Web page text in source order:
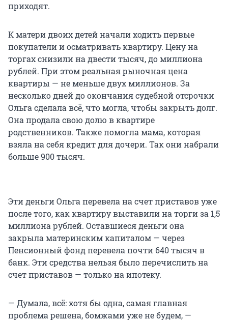
приходят.
К матери двоих детей начали ходить первые
покупатели и осматривать квартиру. Цену на
торгах снизили на двести тысяч, до миллиона
рублей. При этом реальная рыночная цена
квартиры — не меньше двух миллионов. За
несколько дней до окончания судебной отсрочки
Ольга сделала всё, что могла, чтобы закрыть долг.
Она продала свою долю в квартире
родственников. Также помогла мама, которая
взяла на себя кредит для дочери. Так они набрали
больше 900 тысяч.
Эти деньги Ольга перевела на счет приставов уже
после того, как квартиру выставили на торги за 1,5
миллиона рублей. Оставшиеся деньги она
закрыла материнским капиталом — через
Пенсионный фонд перевела почти 640 тысяч в
банк. Эти средства нельзя было перечислить на
счет приставов — только на ипотеку.
— Думала, всё: хотя бы одна, самая главная
проблема решена, бомжами уже не будем, —